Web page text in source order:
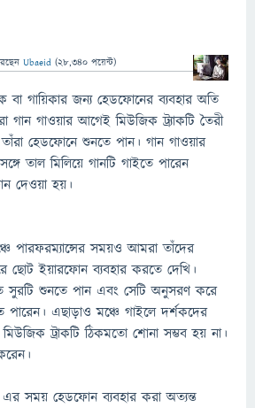
Ubaeid (28,340 পয়েন্ট)
বা গায়িকার জন্য হেডফোনের ব্যবহার অতি
গান গাওয়ার আগেই মিউজিক ট্র্যাকটি তৈরী
হেডফোনে শুনতে পান। গান গাওয়ার
তাল মিলিয়ে গানটি গাইতে পারেন
দেওয়া হয়।
পারফরম্যান্সের সময়ও আমরা তাঁদের
ছোট ইয়ারফোন ব্যবহার করতে দেখি।
সুরটি শুনতে পান এবং সেটি অনুসরণ করে
পারেন। এছাড়াও মঞ্চে গাইলে দর্শকদের
ট্রাকটি ঠিকমতো শোনা সম্ভব হয় না।
এর সময় হেডফোন ব্যবহার করা অত্যন্ত